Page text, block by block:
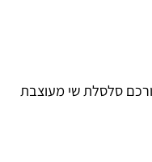
סלסלת שי מעוצבת